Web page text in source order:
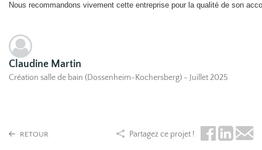
Nous recommandons vivement cette entreprise pour la qualité de son
Claudine Martin
Création salle de bain (Dossenheim-Kochersberg) - Juillet 2025
RETOUR Partagez ce projet !